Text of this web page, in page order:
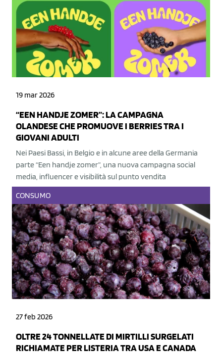
19 mar 2026
“EEN HANDJE ZOMER”: LA CAMPAGNA
OLANDESE CHE PROMUOVE I BERRIES TRA I
GIOVANI ADULTI
Nei Paesi Bassi, in Belgio e in alcune aree della Germania
parte “Een handje zomer”, una nuova campagna social
media, influencer e visibilità sul punto vendita
CONSUMO
27 feb 2026
OLTRE 24 TONNELLATE DI MIRTILLI SURGELATI
RICHIAMATE PER LISTERIA TRA USA E CANADA